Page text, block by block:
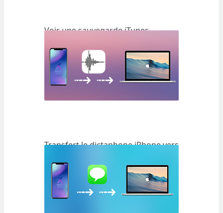
Voir une sauvegarde iTunes
Transfert le dictaphone iPhone vers